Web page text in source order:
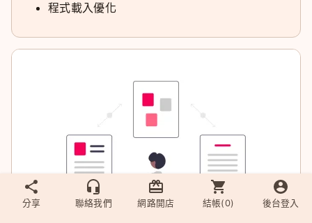
程式載入優化
分享 聯絡我們 網路開店 結帳(0) 後台登入